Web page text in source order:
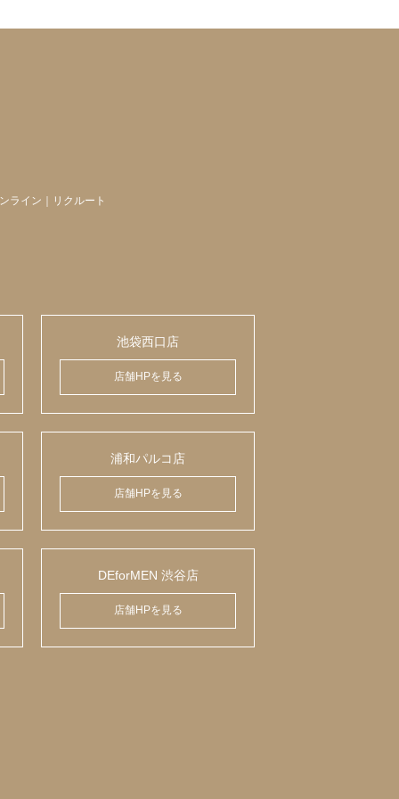
ライン ｜ リクルート
池袋西口店
店舗HPを見る
浦和パルコ店
店舗HPを見る
DEforMEN 渋谷店
店舗HPを見る